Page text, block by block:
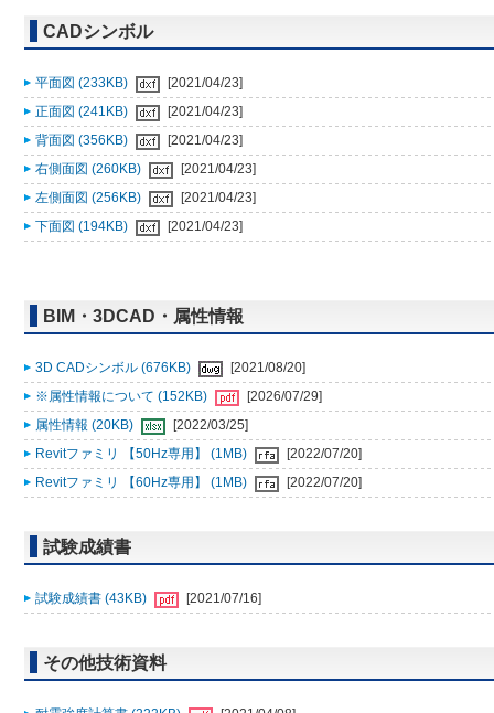
CADシンボル
平面図 (233KB)
[2021/04/23]
正面図 (241KB)
[2021/04/23]
背面図 (356KB)
[2021/04/23]
右側面図 (260KB)
[2021/04/23]
左側面図 (256KB)
[2021/04/23]
下面図 (194KB)
[2021/04/23]
BIM・3DCAD・属性情報
3D CADシンボル (676KB)
[2021/08/20]
※属性情報について (152KB)
[2026/07/29]
属性情報 (20KB)
[2022/03/25]
Revitファミリ 【50Hz専用】 (1MB)
[2022/07/20]
Revitファミリ 【60Hz専用】 (1MB)
[2022/07/20]
試験成績書
試験成績書 (43KB) [2021/07/16]
その他技術資料